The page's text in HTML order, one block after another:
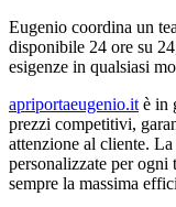
Eugenio coordina un
disponibile 24 ore su
esigenze in qualsiasi
apriportaeugenio.it è in
prezzi competitivi,
attenzione al cliente.
personalizzate per ogni
sempre la massima